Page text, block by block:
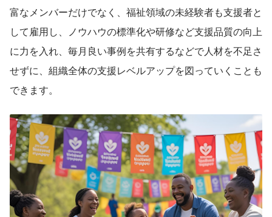
富なメンバーだけでなく、福祉領域の未経験者も支援者と
して雇用し、ノウハウの標準化や研修など支援品質の向上
に力を入れ、毎月良い事例を共有するなどで人材を不足さ
せずに、組織全体の支援レベルアップを図っていくことも
できます。